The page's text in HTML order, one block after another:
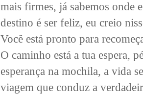
mais firmes, já sabemos onde
destino é ser feliz, eu creio
Você está pronto para
O caminho está a tua espera,
esperança na mochila, a vida
viagem que conduz a